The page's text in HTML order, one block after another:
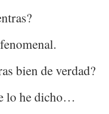
bien de verdad?
lo he dicho…